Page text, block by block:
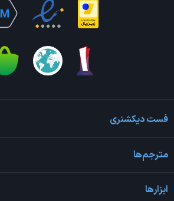
فست دیکشنری
مترجم‌ها
ابزارها